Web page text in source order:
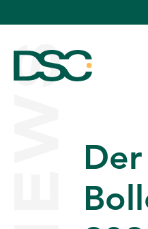
ÜBER
NEWS